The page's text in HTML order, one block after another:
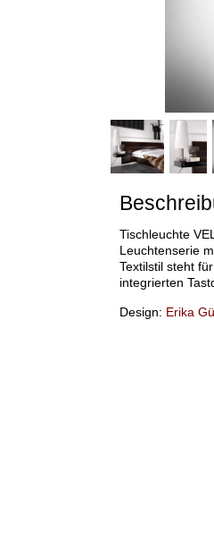
Tischleuchte
Leuchtenserie
Textilstil steht
integrierten
Design: Erika